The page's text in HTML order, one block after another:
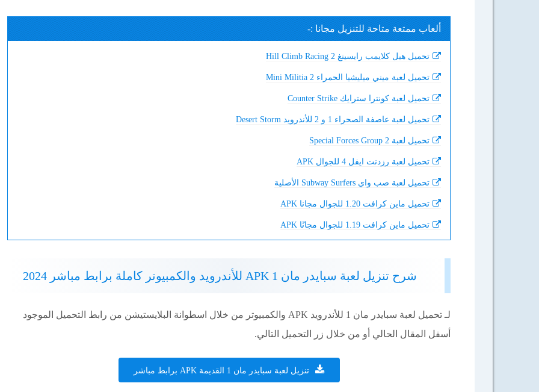
ألعاب ممتعة متاحة للتنزيل مجانا :-
تحميل هيل كلايمب رايسينغ 2 Hill Climb Racing
تحميل لعبة ميني ميليشيا الحمراء 2 Mini Militia
تحميل لعبة كونترا سترايك Counter Strike
تحميل لعبة عاصفة الصحراء 1 و 2 للأندرويد Desert Storm
تحميل لعبة Special Forces Group 2
تحميل لعبة رزدنت ايفل 4 للجوال APK
تحميل لعبة صب واي Subway Surfers الأصلية
تحميل ماين كرافت 1.20 للجوال مجانا APK
تحميل ماين كرافت 1.19 للجوال مجانًا APK
شرح تنزيل لعبة سبايدر مان 1 APK للأندرويد والكمبيوتر كاملة برابط مباشر 2024
لـ تحميل لعبة سبايدر مان 1 للأندرويد APK والكمبيوتر من خلال اسطوانة البلايستيشن من رابط التحميل الموجود
أسفل المقال الحالي أو من خلال زر التحميل التالي.
تنزيل لعبة سبايدر مان 1 القديمة APK برابط مباشر